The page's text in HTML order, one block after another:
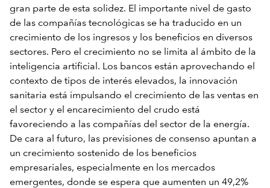
gran parte de esta solidez. El importante nivel de gasto
de las compañías tecnológicas se ha traducido en un
crecimiento de los ingresos y los beneficios en diversos
sectores. Pero el crecimiento no se limita al ámbito de la
inteligencia artificial. Los bancos están aprovechando el
contexto de tipos de interés elevados, la innovación
sanitaria está impulsando el crecimiento de las ventas en
el sector y el encarecimiento del crudo está
favoreciendo a las compañías del sector de la energía.
De cara al futuro, las previsiones de consenso apuntan a
un crecimiento sostenido de los beneficios
empresariales, especialmente en los mercados
emergentes, donde se espera que aumenten un 49,2%